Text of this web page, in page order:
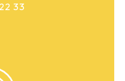
33